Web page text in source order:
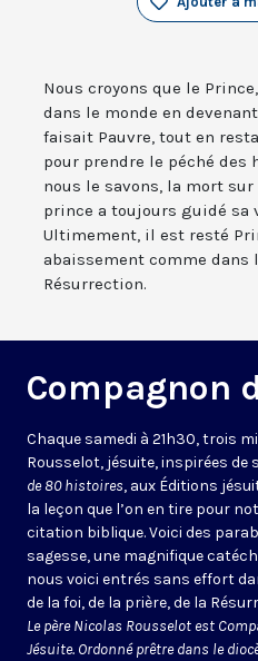
Nous croyons que le
dans le monde en
faisait Pauvre, tout en
pour prendre le péché des
nous le savons, la mort
prince a toujours guidé sa
Ultimement, il est resté
abaissement comme dans
Résurrection.
Compagnon
Chaque samedi à 21h30, trois
Rousselot, jésuite, inspirées de
de 80 histoires, aux Éditions
la leçon que l’on en tire pour
citation biblique. Voici des
sagesse, une magnifique
nous voici entrés sans effort
de la foi, de la prière, de la
Le père Nicolas Rousselot est
Jésuite. Ordonné prêtre dans le